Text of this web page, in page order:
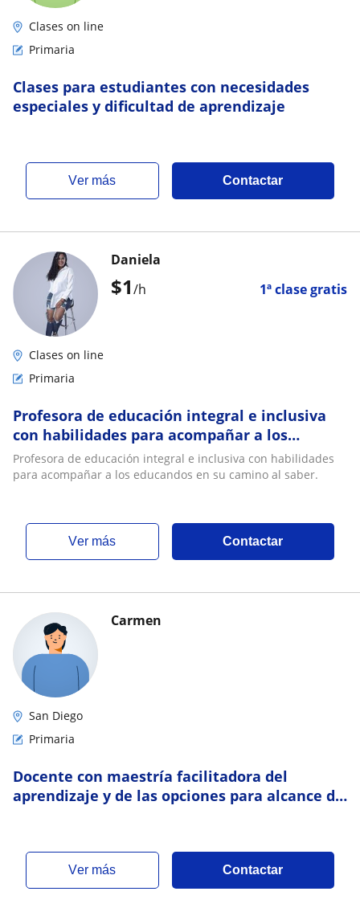
Clases on line
Primaria
Clases para estudiantes con necesidades
especiales y dificultad de aprendizaje
ver más Contactar
$1/h 1ª clase gratis
Daniela
Clases on line
Primaria
Profesora de educación integral e inclusiva
con habilidades para acompañar a los
educandos en su camino al saber
Profesora de educación integral e inclusiva con habilidades
para acompañar a los educandos en su camino al saber.
ver más Contactar
Carmen
San Diego
Primaria
Docente con maestría facilitadora del
aprendizaje y de las opciones para alcance de
ver más Contactar